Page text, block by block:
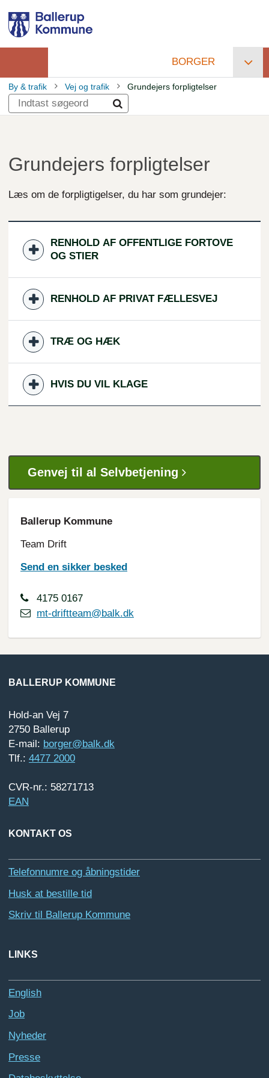
hovedindhold
Primær
navigation
BORGER
Brødkrumme
By & trafik Vej og trafik Grundejers forpligtelser
Grundejers forpligtelser
Læs om de forpligtigelser, du har som grundejer:
RENHOLD AF OFFENTLIGE FORTOVE
OG STIER
RENHOLD AF PRIVAT FÆLLESVEJ
TRÆ OG HÆK
HVIS DU VIL KLAGE
Genvej til al Selvbetjening
Ballerup Kommune
Team Drift
Send en sikker besked
4175 0167
mt-driftteam@balk.dk
BALLERUP KOMMUNE
Hold-an Vej 7
2750 Ballerup
E-mail: borger@balk.dk
Tlf.: 4477 2000
CVR-nr.: 58271713
EAN
KONTAKT OS
Telefonnumre og åbningstider
Husk at bestille tid
Skriv til Ballerup Kommune
LINKS
English
Job
Nyheder
Presse